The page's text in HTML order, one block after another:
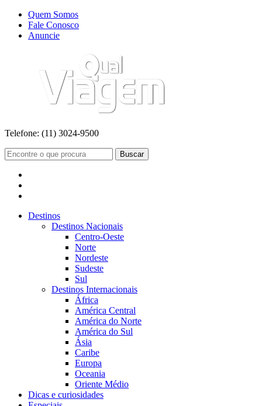
Quem Somos
Fale Conosco
Anuncie
Telefone: (11) 3024-9500
Buscar
Destinos
Destinos Nacionais
Centro-Oeste
Norte
Nordeste
Sudeste
Sul
Destinos Internacionais
África
América Central
América do Norte
América do Sul
Ásia
Caribe
Europa
Oceania
Oriente Médio
Dicas e curiosidades